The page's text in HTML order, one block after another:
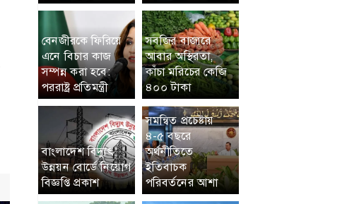
বেনজীরকে ফিরিয়ে
এনে বিচার কাজ
সম্পন্ন করা হবে:
পররাষ্ট্র প্রতিমন্ত্রী
সবজির বাজারে
আবার অস্থিরতা,
কাঁচা মরিচের কেজি
৪০০ টাকা
বাংলাদেশ বিদ্যুৎ
উন্নয়ন বোর্ডে নিয়োগ
বিজ্ঞপ্তি প্রকাশ
সমন্বিত প্রচেষ্টায়
৪-৫ বছরে
অর্থনীতিতে
ইতিবাচক
পরিবর্তনের আশা